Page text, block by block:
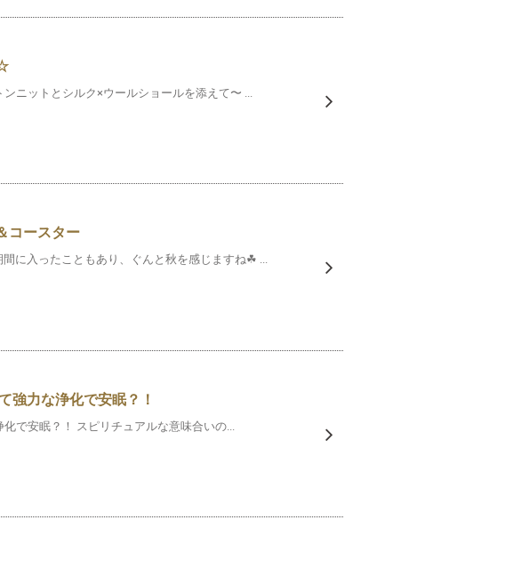
ニットとシルク×ウールショールを添えて〜 ...
コースター
に入ったこともあり、ぐんと秋を感じますね☘ ...
強力な浄化で安眠？！
で安眠？！ スピリチュアルな意味合いの...